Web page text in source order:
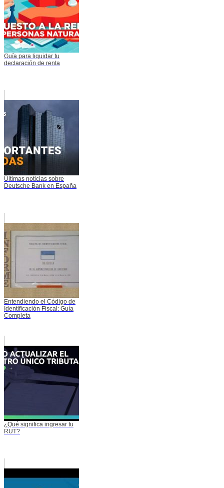
Guía para liquidar tu
declaración de renta
Últimas noticias sobre
Deutsche Bank en España
Entendiendo el Código de
Identificación Fiscal: Guía
Completa
¿Qué significa ingresar tu
RUT?